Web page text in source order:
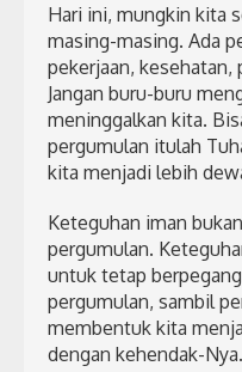
Hari ini, mungkin kita
masing-masing. Ada
pekerjaan, kesehatan,
Jangan buru-buru
meninggalkan kita.
pergumulan itulah
kita menjadi lebih
Keteguhan iman
pergumulan.
untuk tetap
pergumulan, sambil
membentuk kita
dengan kehendak-Nya.